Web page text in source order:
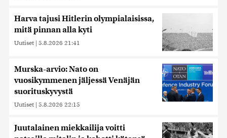
Harva tajusi Hitlerin olympialaisissa,
mitä pinnan alla kyti
Uutiset | 5.8.2026 21:41
Murska-arvio: Nato on
vuosikymmenen jäljessä Venäjän
suorituskyvystä
Uutiset | 5.8.2026 22:15
Juutalainen miekkailija voitti